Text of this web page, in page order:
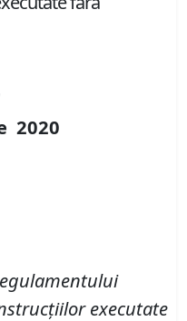
2020
executate